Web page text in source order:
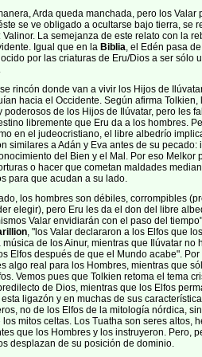
Arda queda manchada, pero los Valar
se ve obligado a ocultarse bajo tierra, se
Valinor. La semejanza de este relato con la
Igual que en la Biblia, el Edén pasa
por las criaturas de Eru/Dios a ser sólo
rincón donde van a vivir los Hijos de
hacia el Occidente. Según afirma Tolkien,
poderosos de los Hijos de Ilúvatar, pero les
libremente que Eru da a los hombres.
en el judeocristiano, el libre albedrío
similares a Adán y Eva antes de su
del Bien y el Mal. Por eso Melkor
o hacer que cometan maldades
para que acudan a su lado.
los hombres son débiles, corrompibles
elegir), pero Eru les da el don del libre
Valar envidiarán con el paso del
, "los Valar declararon a los Elfos que
música de los Ainur, mientras que Ilúvatar no
Elfos después de que el Mundo acabe".
algo real para los Hombres, mientras que
Vemos pues que Tolkien retoma el tema
de Dios, mientras que los Elfos
esta ligazón y en muchas de sus
no de los Elfos de la mitología nórdica,
los mitos celtas. Los Tuatha son seres altos,
que los Hombres y los instruyeron. Pero,
desplazan de su posición de dominio.